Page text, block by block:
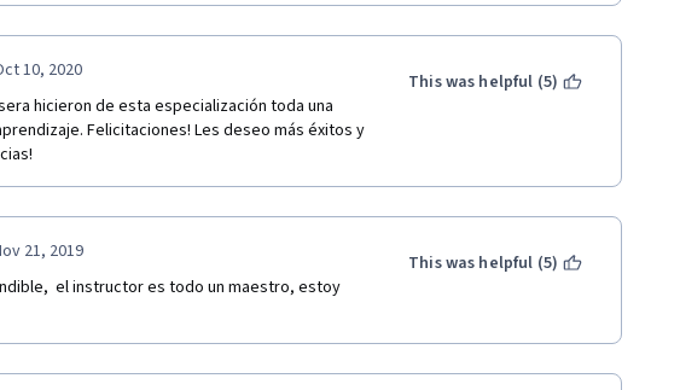
10, 2020
hicieron de esta especialización toda una
Felicitaciones! Les deseo más éxitos y
This was helpful (5)
21, 2019
el instructor es todo un maestro, estoy
This was helpful (5)